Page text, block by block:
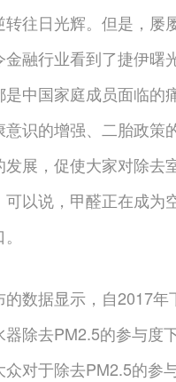
往日光辉。但是，屡
融行业看到了捷伊曙
中国家庭成员面临的
意识的增强、二胎政策
发展，促使大家对除去
可以说，甲醛正在成为
数据显示，自2017年
除去PM2.5的参与度
众对于除去PM2.5的参